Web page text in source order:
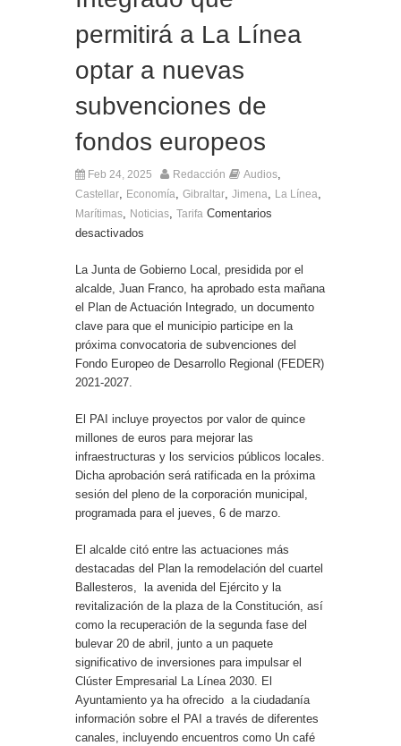
Presentado el IV Torneo de Fútbol Senior Alcalde
de San Roque, que se disputa la semana
próxima
permitirá a La Línea
optar a nuevas
subvenciones de
fondos europeos
Feb 24, 2025 Redacción Audios,
Castellar, Economía, Gibraltar, Jimena, La Línea,
Marítimas, Noticias, Tarifa Comentarios
desactivados
La Junta de Gobierno Local, presidida por el
alcalde, Juan Franco, ha aprobado esta mañana
el Plan de Actuación Integrado, un documento
clave para que el municipio participe en la
próxima convocatoria de subvenciones del
Fondo Europeo de Desarrollo Regional (FEDER)
2021-2027.
El PAI incluye proyectos por valor de quince
millones de euros para mejorar las
infraestructuras y los servicios públicos locales.
Dicha aprobación será ratificada en la próxima
sesión del pleno de la corporación municipal,
programada para el jueves, 6 de marzo.
El alcalde citó entre las actuaciones más
destacadas del Plan la remodelación del cuartel
Ballesteros, la avenida del Ejército y la
revitalización de la plaza de la Constitución, así
como la recuperación de la segunda fase del
bulevar 20 de abril, junto a un paquete
significativo de inversiones para impulsar el
Clúster Empresarial La Línea 2030. El
Ayuntamiento ya ha ofrecido a la ciudadanía
información sobre el PAI a través de diferentes
canales, incluyendo encuentros como Un café